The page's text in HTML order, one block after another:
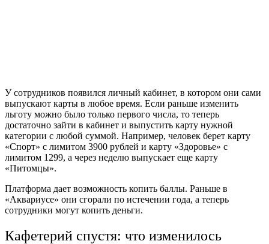
У сотрудников появился личный кабинет, в котором они сами
выпускают карты в любое время. Если раньше изменить
льготу можно было только первого числа, то теперь
достаточно зайти в кабинет и выпустить карту нужной
категории с любой суммой. Например, человек берет карту
«Спорт» с лимитом 3900 рублей и карту «Здоровье» с
лимитом 1299, а через неделю выпускает еще карту
«Питомцы».
Платформа дает возможность копить баллы. Раньше в
«Аквариусе» они сгорали по истечении года, а теперь
сотрудники могут копить деньги.
Кафетерий спустя: что изменилось